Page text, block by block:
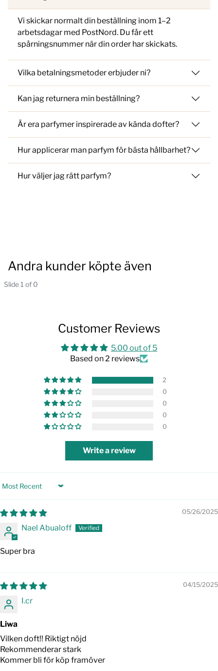
Vi skickar normalt din beställning inom 1–2
arbetsdagar med PostNord. Du får ett
spårningsnummer när din order har skickats.
Vilka betalningsmetoder erbjuder ni?
Kan jag returnera min beställning?
Är era parfymer inspirerade av kända dofter?
Hur applicerar man parfym för bästa hållbarhet?
Hur väljer jag rätt parfym?
Andra kunder köpte även
Slide 1 of 0
Customer Reviews
5.00 out of 5
Based on 2 reviews
2
0
0
0
0
Write a review
Sort by
05/26/2025
Nael Abualoff
Super bra
04/15/2025
I.cr
Liwa
Vilken doft!! Riktigt nöjd
Rekommenderar stark
Kommer bli för köp framöver